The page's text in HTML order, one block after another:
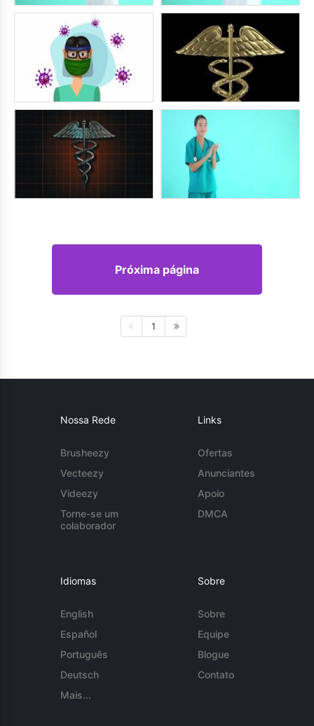
Próxima página
1
Nossa Rede
Brusheezy
Vecteezy
Videezy
Torne-se um
colaborador
Links
Ofertas
Anunciantes
Apoio
DMCA
Idiomas
English
Español
Português
Deutsch
Mais...
Sobre
Sobre
Equipe
Blogue
Contato